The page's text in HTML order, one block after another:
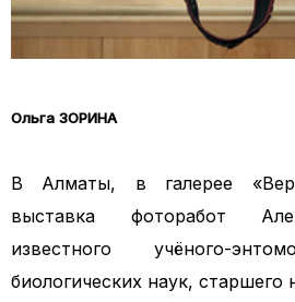
Ольга ЗОРИНА
В Алматы, в галерее
выставка фоторабот
известного учёного-
биологических наук, старшего